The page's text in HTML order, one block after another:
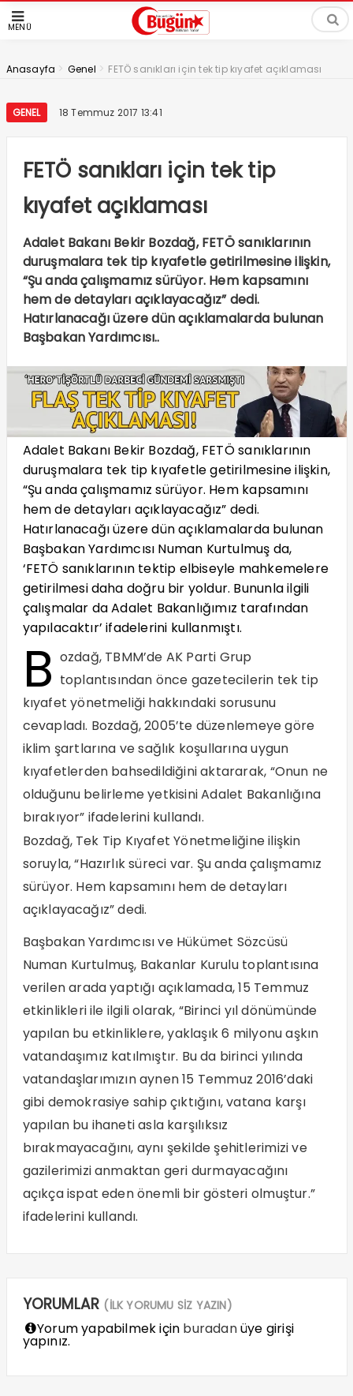
MENÜ
Anasayfa > Genel > FETÖ sanıkları için tek tip kıyafet açıklaması
GENEL 18 Temmuz 2017 13:41
FETÖ sanıkları için tek tip
kıyafet açıklaması
Adalet Bakanı Bekir Bozdağ, FETÖ sanıklarının
duruşmalara tek tip kıyafetle getirilmesine ilişkin,
“Şu anda çalışmamız sürüyor. Hem kapsamını
hem de detayları açıklayacağız” dedi.
Hatırlanacağı üzere dün açıklamalarda bulunan
Başbakan Yardımcısı..
Adalet Bakanı Bekir Bozdağ, FETÖ sanıklarının
duruşmalara tek tip kıyafetle getirilmesine ilişkin,
“Şu anda çalışmamız sürüyor. Hem kapsamını
hem de detayları açıklayacağız” dedi.
Hatırlanacağı üzere dün açıklamalarda bulunan
Başbakan Yardımcısı Numan Kurtulmuş da,
‘FETÖ sanıklarının tektip elbiseyle mahkemelere
getirilmesi daha doğru bir yoldur. Bununla ilgili
çalışmalar da Adalet Bakanlığımız tarafından
yapılacaktır’ ifadelerini kullanmıştı.
B ozdağ, TBMM’de AK Parti Grup
toplantısından önce gazetecilerin tek tip
kıyafet yönetmeliği hakkındaki sorusunu
cevapladı. Bozdağ, 2005’te düzenlemeye göre
iklim şartlarına ve sağlık koşullarına uygun
kıyafetlerden bahsedildiğini aktararak, “Onun ne
olduğunu belirleme yetkisini Adalet Bakanlığına
bırakıyor” ifadelerini kullandı.
Bozdağ, Tek Tip Kıyafet Yönetmeliğine ilişkin
soruyla, “Hazırlık süreci var. Şu anda çalışmamız
sürüyor. Hem kapsamını hem de detayları
açıklayacağız” dedi.
Başbakan Yardımcısı ve Hükümet Sözcüsü
Numan Kurtulmuş, Bakanlar Kurulu toplantısına
verilen arada yaptığı açıklamada, 15 Temmuz
etkinlikleri ile ilgili olarak, “Birinci yıl dönümünde
yapılan bu etkinliklere, yaklaşık 6 milyonu aşkın
vatandaşımız katılmıştır. Bu da birinci yılında
vatandaşlarımızın aynen 15 Temmuz 2016’daki
gibi demokrasiye sahip çıktığını, vatana karşı
yapılan bu ihaneti asla karşılıksız
bırakmayacağını, aynı şekilde şehitlerimizi ve
gazilerimizi anmaktan geri durmayacağını
açıkça ispat eden önemli bir gösteri olmuştur.”
ifadelerini kullandı.
YORUMLAR (İLK YORUMU SİZ YAZIN)
Yorum yapabilmek için buradanüye girişi
yapınız.